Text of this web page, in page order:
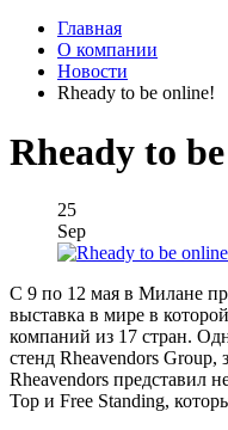
Главная
О компании
Новости
Rheady to be online!
Rheady to
25
Sep
С 9 по 12 мая в Милане
выставка в мире в
компаний из 17 стран.
стенд Rheavendors
Rheavendors представил
Top и Free Standing,